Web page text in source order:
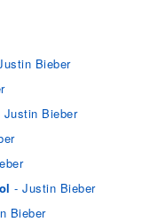
Bieber
Justin Bieber
- Justin Bieber
Bieber